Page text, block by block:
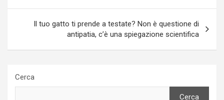
Il tuo gatto ti prende a testate? Non è questione di
antipatia, c’è una spiegazione scientifica
Cerca
Cerca